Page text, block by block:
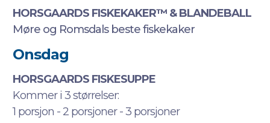
HORSGAARDS FISKEKAKER™ & BLANDEBALL
Møre og Romsdals beste fiskekaker
Onsdag
HORSGAARDS FISKESUPPE
Kommer i 3 størrelser:
1 porsjon - 2 porsjoner - 3 porsjoner